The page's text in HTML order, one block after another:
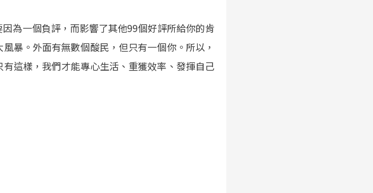
為一個負評，而影響了其他99個好評所給你的肯
暴。外面有無數個酸民，但只有一個你。所以，
這樣，我們才能專心生活、重獲效率、發揮自己